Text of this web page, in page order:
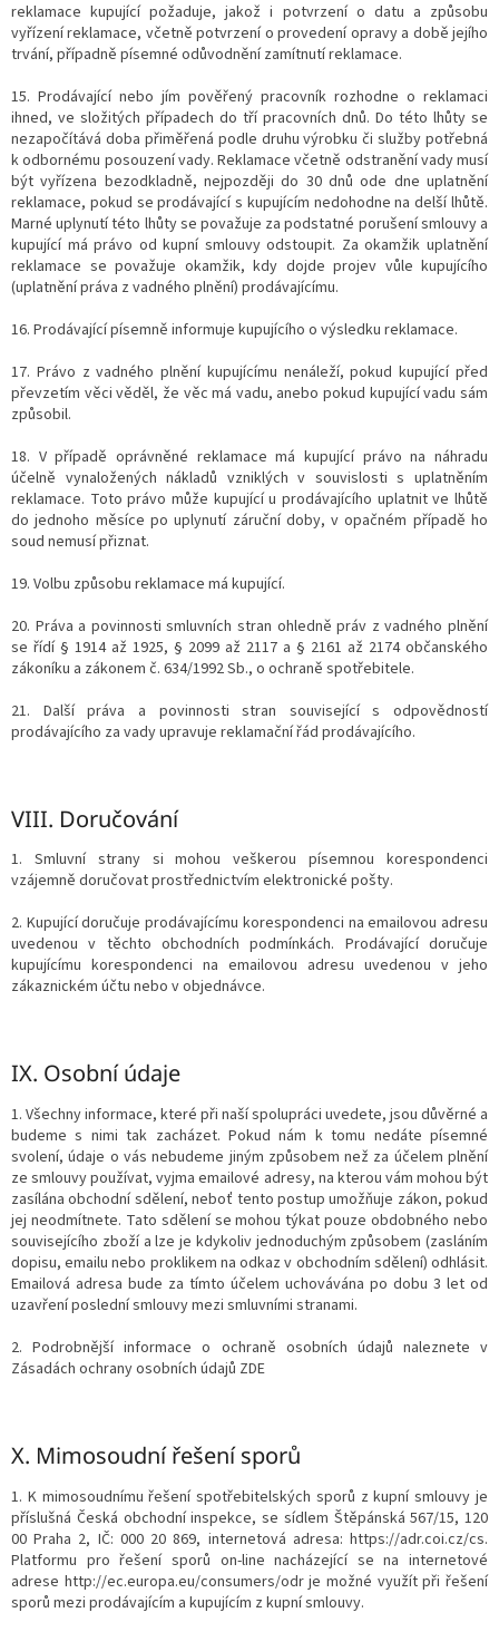
reklamace kupující požaduje, jakož i potvrzení o datu a způsobu
vyřízení reklamace, včetně potvrzení o provedení opravy a době jejího
trvání, případně písemné odůvodnění zamítnutí reklamace.
15. Prodávající nebo jím pověřený pracovník rozhodne o reklamaci
ihned, ve složitých případech do tří pracovních dnů. Do této lhůty se
nezapočítává doba přiměřená podle druhu výrobku či služby potřebná
k odbornému posouzení vady. Reklamace včetně odstranění vady musí
být vyřízena bezodkladně, nejpozději do 30 dnů ode dne uplatnění
reklamace, pokud se prodávající s kupujícím nedohodne na delší lhůtě.
Marné uplynutí této lhůty se považuje za podstatné porušení smlouvy a
kupující má právo od kupní smlouvy odstoupit. Za okamžik uplatnění
reklamace se považuje okamžik, kdy dojde projev vůle kupujícího
(uplatnění práva z vadného plnění) prodávajícímu.
16. Prodávající písemně informuje kupujícího o výsledku reklamace.
17. Právo z vadného plnění kupujícímu nenáleží, pokud kupující před
převzetím věci věděl, že věc má vadu, anebo pokud kupující vadu sám
způsobil.
18. V případě oprávněné reklamace má kupující právo na náhradu
účelně vynaložených nákladů vzniklých v souvislosti s uplatněním
reklamace. Toto právo může kupující u prodávajícího uplatnit ve lhůtě
do jednoho měsíce po uplynutí záruční doby, v opačném případě ho
soud nemusí přiznat.
19. Volbu způsobu reklamace má kupující.
20. Práva a povinnosti smluvních stran ohledně práv z vadného plnění
se řídí § 1914 až 1925, § 2099 až 2117 a § 2161 až 2174 občanského
zákoníku a zákonem č. 634/1992 Sb., o ochraně spotřebitele.
21. Další práva a povinnosti stran související s odpovědností
prodávajícího za vady upravuje reklamační řád prodávajícího.
VIII. Doručování
1. Smluvní strany si mohou veškerou písemnou korespondenci
vzájemně doručovat prostřednictvím elektronické pošty.
2. Kupující doručuje prodávajícímu korespondenci na emailovou adresu
uvedenou v těchto obchodních podmínkách. Prodávající doručuje
kupujícímu korespondenci na emailovou adresu uvedenou v jeho
zákaznickém účtu nebo v objednávce.
IX. Osobní údaje
1. Všechny informace, které při naší spolupráci uvedete, jsou důvěrné a
budeme s nimi tak zacházet. Pokud nám k tomu nedáte písemné
svolení, údaje o vás nebudeme jiným způsobem než za účelem plnění
ze smlouvy používat, vyjma emailové adresy, na kterou vám mohou být
zasílána obchodní sdělení, neboť tento postup umožňuje zákon, pokud
jej neodmítnete. Tato sdělení se mohou týkat pouze obdobného nebo
souvisejícího zboží a lze je kdykoliv jednoduchým způsobem (zasláním
dopisu, emailu nebo proklikem na odkaz v obchodním sdělení) odhlásit.
Emailová adresa bude za tímto účelem uchovávána po dobu 3 let od
uzavření poslední smlouvy mezi smluvními stranami.
2. Podrobnější informace o ochraně osobních údajů naleznete v
Zásadách ochrany osobních údajů ZDE
X. Mimosoudní řešení sporů
1. K mimosoudnímu řešení spotřebitelských sporů z kupní smlouvy je
příslušná Česká obchodní inspekce, se sídlem Štěpánská 567/15, 120
00 Praha 2, IČ: 000 20 869, internetová adresa: https://adr.coi.cz/cs.
Platformu pro řešení sporů on-line nacházející se na internetové
adrese http://ec.europa.eu/consumers/odr je možné využít při řešení
sporů mezi prodávajícím a kupujícím z kupní smlouvy.